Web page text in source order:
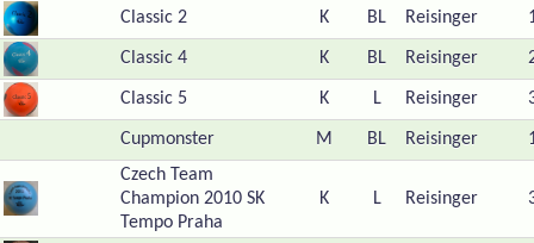
Classic 2 K BL Reisinger
Classic 4 K BL Reisinger
Classic 5 K L Reisinger
Cupmonster M BL Reisinger
Czech Team
Champion 2010 SK
Tempo Praha
K L Reisinger